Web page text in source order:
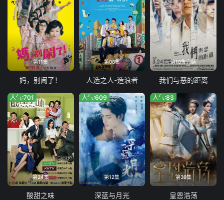
第11集
妈，别闹了！
第08集
人选之人-造浪者
第10集完结
我们与恶的距离
第24集
人气:701
酸甜之味
第12集
人气:609
深蓝与月光
第39集
人气:83
皇恩浩荡